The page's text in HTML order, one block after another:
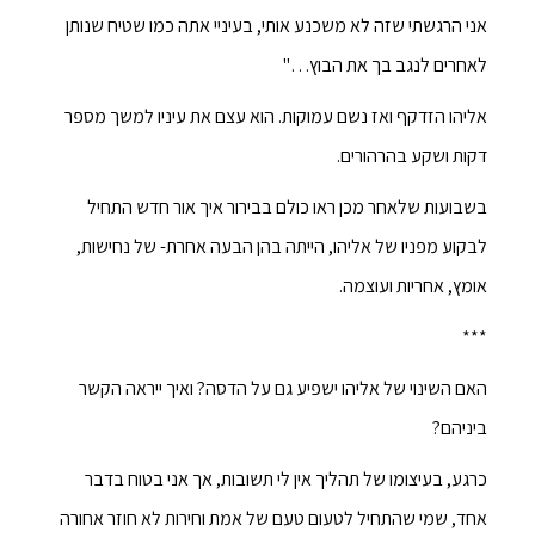
אני הרגשתי שזה לא משכנע אותי, בעיניי אתה כמו שטיח שנותן
לאחרים לנגב בך את הבוץ…"
אליהו הזדקף ואז נשם עמוקות. הוא עצם את עיניו למשך מספר
דקות ושקע בהרהורים.
בשבועות שלאחר מכן ראו כולם בבירור איך אור חדש התחיל
לבקוע מפניו של אליהו, הייתה בהן הבעה אחרת- של נחישות,
אומץ, אחריות ועוצמה.
***
האם השינוי של אליהו ישפיע גם על הדסה? ואיך ייראה הקשר
ביניהם?
כרגע, בעיצומו של תהליך אין לי תשובות, אך אני בטוח בדבר
אחד, שמי שהתחיל לטעום טעם של אמת וחירות לא חוזר אחורה